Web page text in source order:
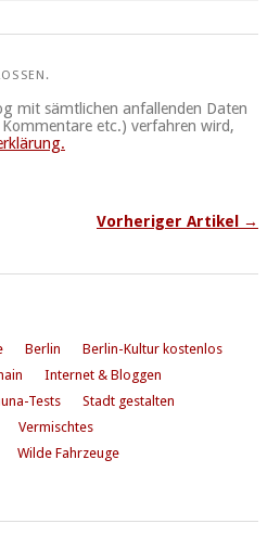
mit sämtlichen anfallenden Daten
etc.) verfahren wird,
Vorheriger Artikel →
Berlin
Berlin-Kultur kostenlos
Internet & Bloggen
Tests
Stadt gestalten
Vermischtes
Wilde Fahrzeuge